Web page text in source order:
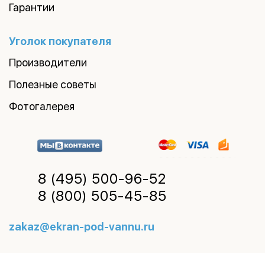
Гарантии
Уголок покупателя
Производители
Полезные советы
Фотогалерея
8 (495) 500-96-52
8 (800) 505-45-85
zakaz@ekran-pod-vannu.ru